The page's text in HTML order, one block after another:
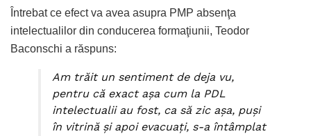
Întrebat ce efect va avea asupra PMP absenţa
intelectualilor din conducerea formaţiunii, Teodor
Baconschi a răspuns:
Am trăit un sentiment de deja vu,
pentru că exact aşa cum la PDL
intelectualii au fost, ca să zic aşa, puşi
în vitrină şi apoi evacuaţi, s-a întâmplat